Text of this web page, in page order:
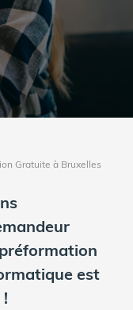
Gratuite à Bruxelles
est